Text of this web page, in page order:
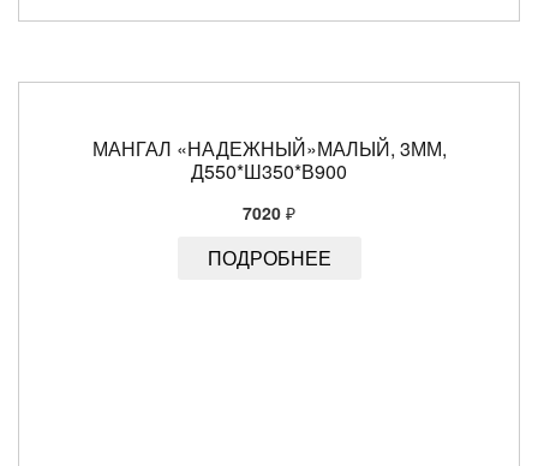
МАНГАЛ «НАДЕЖНЫЙ»МАЛЫЙ, 3ММ,
Д550*Ш350*В900
7020 ₽
ПОДРОБНЕЕ